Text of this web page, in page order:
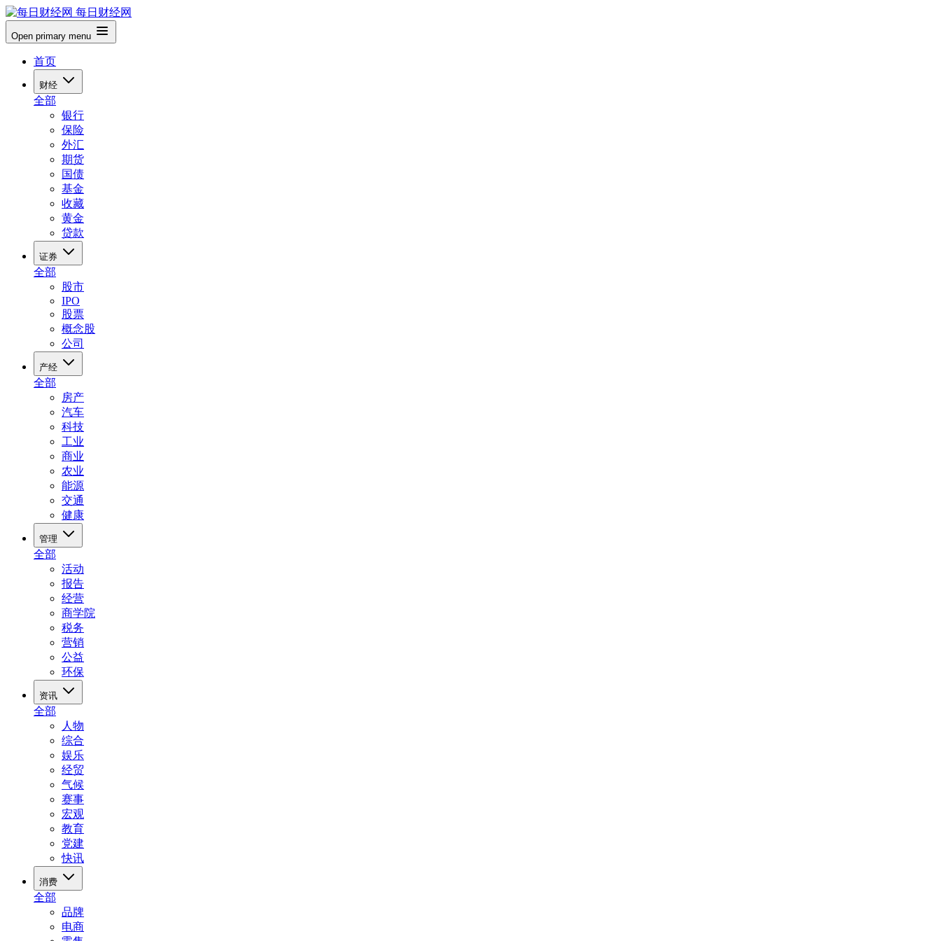
每日财经网
Open primary menu
首页
财经
全部
银行
保险
外汇
期货
国债
基金
收藏
黄金
贷款
证券
全部
股市
IPO
股票
概念股
公司
产经
全部
房产
汽车
科技
工业
商业
农业
能源
交通
健康
管理
全部
活动
报告
经营
商学院
税务
营销
公益
环保
资讯
全部
人物
综合
娱乐
经贸
气候
赛事
宏观
教育
党建
快讯
消费
全部
品牌
电商